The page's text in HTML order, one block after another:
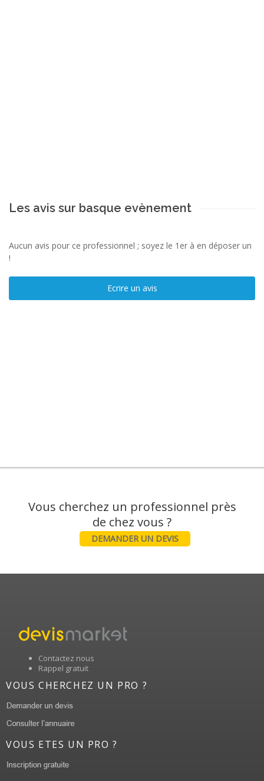
Les avis sur basque evènement
Aucun avis pour ce professionnel ; soyez le 1er à en déposer un
!
Ecrire un avis
Vous cherchez un professionnel près
DEMANDER UN DEVIS
Contactez nous
Rappel gratuit
VOUS CHERCHEZ UN PRO ?
VOUS ETES UN PRO ?